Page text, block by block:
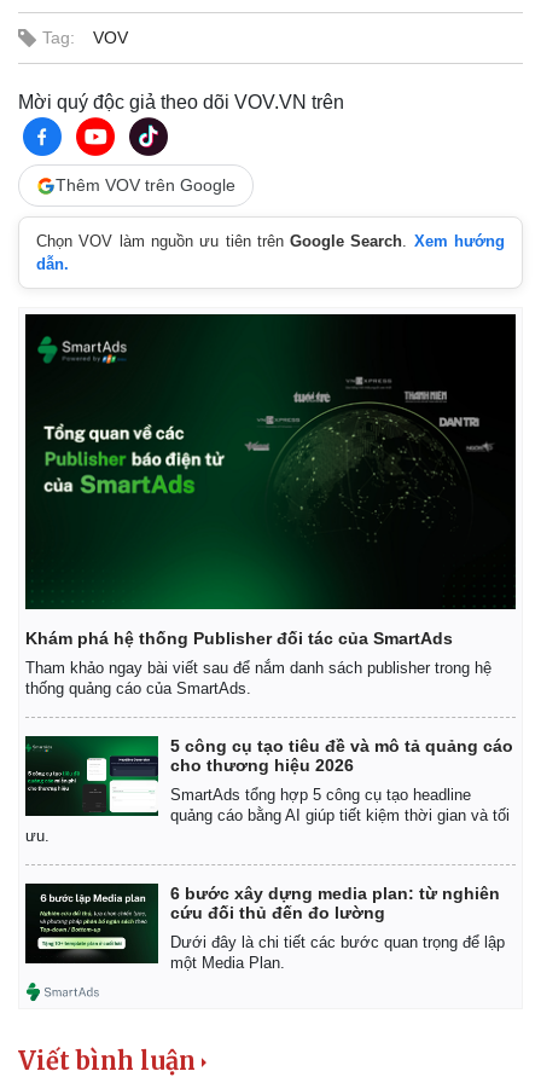
Pháp luật
Tag: VOV
Mời quý độc giả theo dõi VOV.VN trên
Thêm VOV trên Google
Chọn VOV làm nguồn ưu tiên trênGoogle Search. Xem hướng
dẫn.
Khám phá hệ thống Publisher đối tác của SmartAds
Tham khảo ngay bài viết sau để nắm danh sách publisher trong hệ
thống quảng cáo của SmartAds.
5 công cụ tạo tiêu đề và mô tả quảng cáo
cho thương hiệu 2026
SmartAds tổng hợp 5 công cụ tạo headline
quảng cáo bằng AI giúp tiết kiệm thời gian và tối
ưu.
6 bước xây dựng media plan: từ nghiên
cứu đối thủ đến đo lường
Dưới đây là chi tiết các bước quan trọng để lập
một Media Plan.
Viết bình luận